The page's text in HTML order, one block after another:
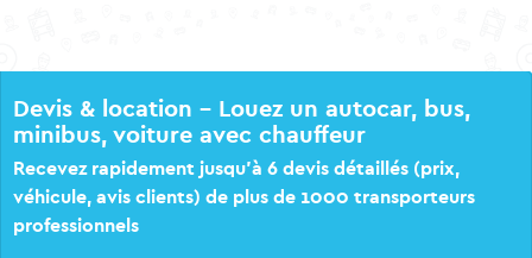
Devis & location – Louez un autocar, bus,
minibus, voiture avec chauffeur
Recevez rapidement jusqu’à 6 devis détaillés (prix,
véhicule, avis clients) de plus de 1000 transporteurs
professionnels